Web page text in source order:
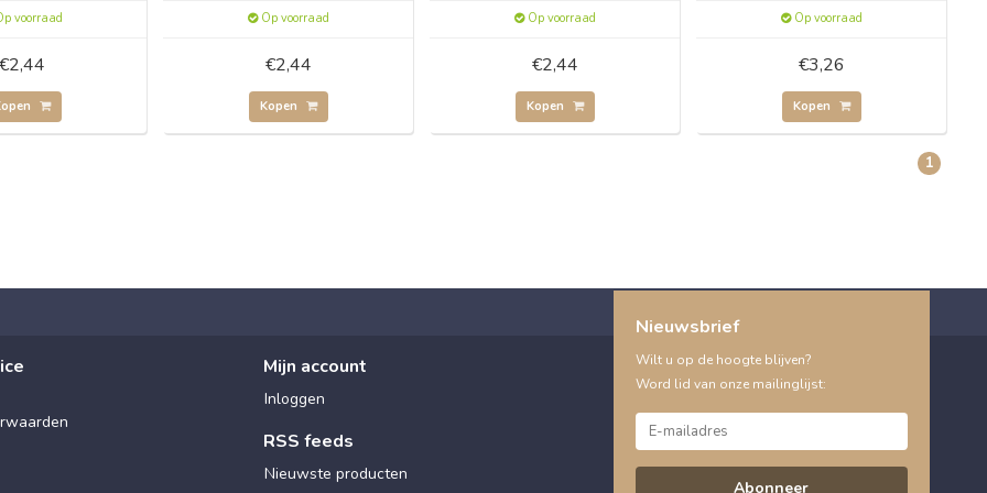
voorraad Op voorraad
€2,44
Kopen
Op voorraad
€2,44
Kopen
Op voorraad
€3,26
Kopen
1
Mijn account
Inloggen
RSS feeds
Nieuwste producten
Nieuwsbrief
Wilt u op de hoogte blijven?
Word lid van onze mailinglijst:
Abonneer